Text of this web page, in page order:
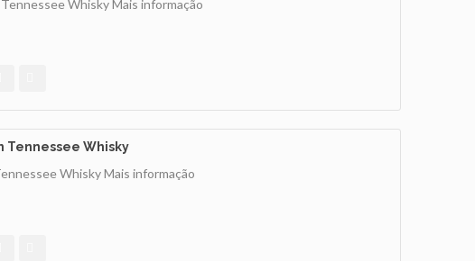
Tennessee WhiskyMais informação
Tennessee Whisky
WhiskyMais informação